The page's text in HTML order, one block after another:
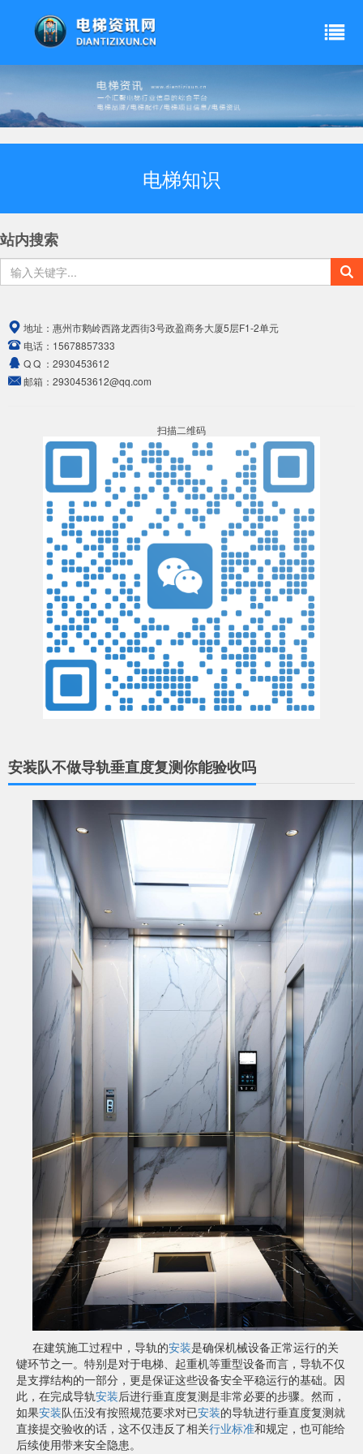
电梯知识
站内搜索
地址： 惠州市鹅岭西路龙西街3号政盈商务大厦5层F1-2单元
电话： 15678857333
Q Q ： 2930453612
邮箱： 2930453612@qq.com
扫描二维码
安装队不做导轨垂直度复测你能验收吗
在建筑施工过程中，导轨的安装是确保机械设备正常运行的关
键环节之一。特别是对于电梯、起重机等重型设备而言，导轨不仅
是支撑结构的一部分，更是保证这些设备安全平稳运行的基础。因
此，在完成导轨安装后进行垂直度复测是非常必要的步骤。然而，
如果安装队伍没有按照规范要求对已安装的导轨进行垂直度复测就
直接提交验收的话，这不仅违反了相关行业标准和规定，也可能给
后续使用带来安全隐患。